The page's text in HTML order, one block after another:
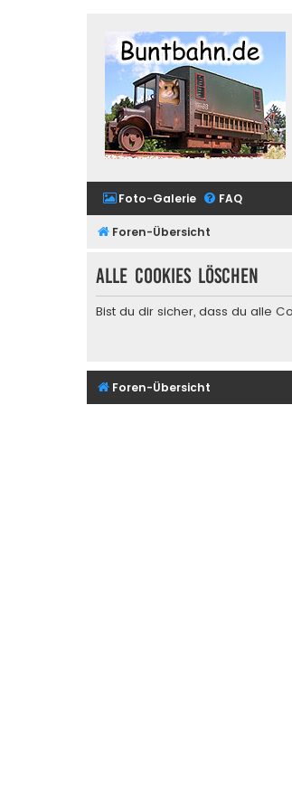
Foto-Galerie FAQ
Foren-Übersicht
Alle Cookies löschen
Bist du dir sicher, dass du alle
Foren-Übersicht